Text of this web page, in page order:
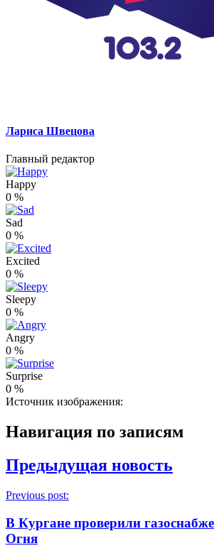
Лариса Швецова
Главный редактор
Happy
0 %
Sad
0 %
Excited
0 %
Sleepy
0 %
Angry
0 %
Surprise
0 %
Источник изображения:
Навигация по записям
Предыдущая новость
Previous post:
В Кургане проверили
Огня